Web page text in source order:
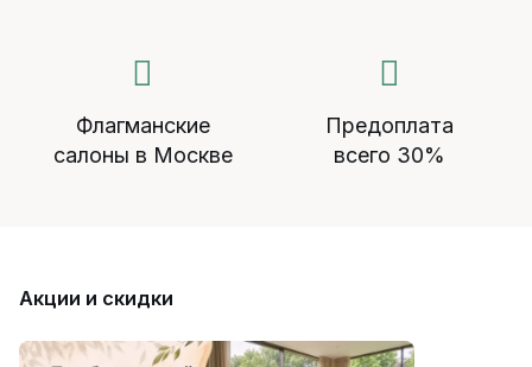
Флагманские
салоны в Москве
Предоплата
всего 30%
Акции и скидки